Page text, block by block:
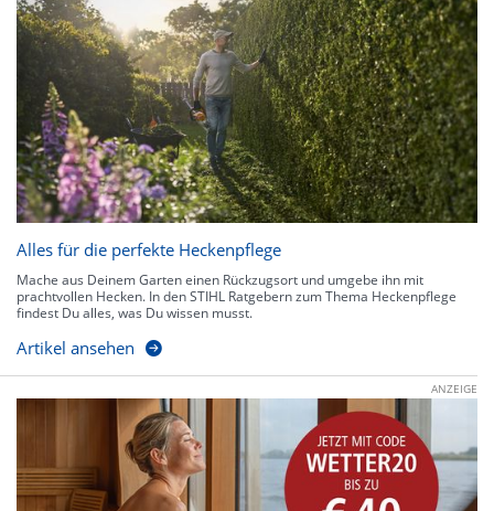
Alles für die perfekte Heckenpflege
Mache aus Deinem Garten einen Rückzugsort und umgebe ihn mit
prachtvollen Hecken. In den STIHL Ratgebern zum Thema Heckenpflege
findest Du alles, was Du wissen musst.
Artikel ansehen
ANZEIGE